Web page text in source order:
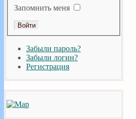
Запомнить меня
Забыли пароль?
Забыли логин?
Регистрация